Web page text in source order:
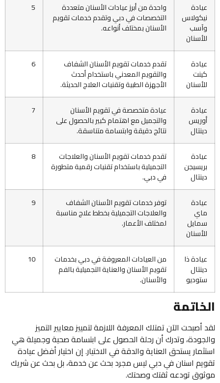
عيادة
نيكولاس
وآسب
للأسنان
واحدة من أبرز عيادات الأسنان متعددة
التخصصات في دبي وتقدم خدمات تقويم
الأسنان بمختلف أنواعه.
5
عيادة
كينت
للأسنان
تقدم خدمات تقويم الأسنان الشفاف
والتقويم المعدني باستخدام أحدث
الأجهزة الطبية وتقنيات العلاج الحديثة.
6
عيادة
أوريس
دينتال
عيادة متخصصة في تقويم الأسنان
والتجميل مع اهتمام كبير بالحصول على
نتائج دقيقة وابتسامة متناسقة.
7
عيادة
بريسيجن
دينتال
تقدم خدمات تقويم الأسنان والعلاجات
التجميلية باستخدام تقنيات رقمية متطورة
في دبي.
8
عيادة
ماي
سمايل
للأسنان
توفر خدمات تقويم الأسنان الشفاف
والعلاجات التجميلية بخطط علاج مناسبة
لمختلف الأعمار.
9
عيادة ذا
دينتال
ستوديو
من العيادات المعروفة في دبي بخدمات
تقويم الأسنان والعناية التجميلية بالفم
والأسنان.
10
الخاتمة
لقد أصبحت الآن تمتلك المعرفة اللازمة لتمييز معايير التميز
والجودة، وتدرك أن رحلة الحصول على ابتسامة صحية وجميلة هي
استثمار يستحق العناية والدقة في الاختيار. إن اختيار أفضل عيادة
تقويم اسنان في دبي ليس مجرد بحث عن خدمة، بل بحث عن شريك
موثوق تودعه ثقتك وصحتك.